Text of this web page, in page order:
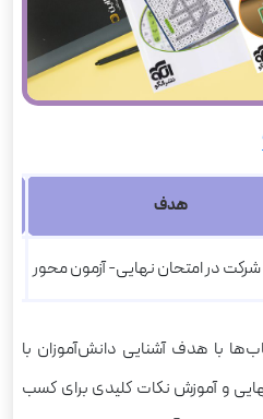
هدف
در امتحان نهایی- آزمون محور
با هدف آشنایی دانش‌آموزان با
و آموزش نکات کلیدی برای کسب